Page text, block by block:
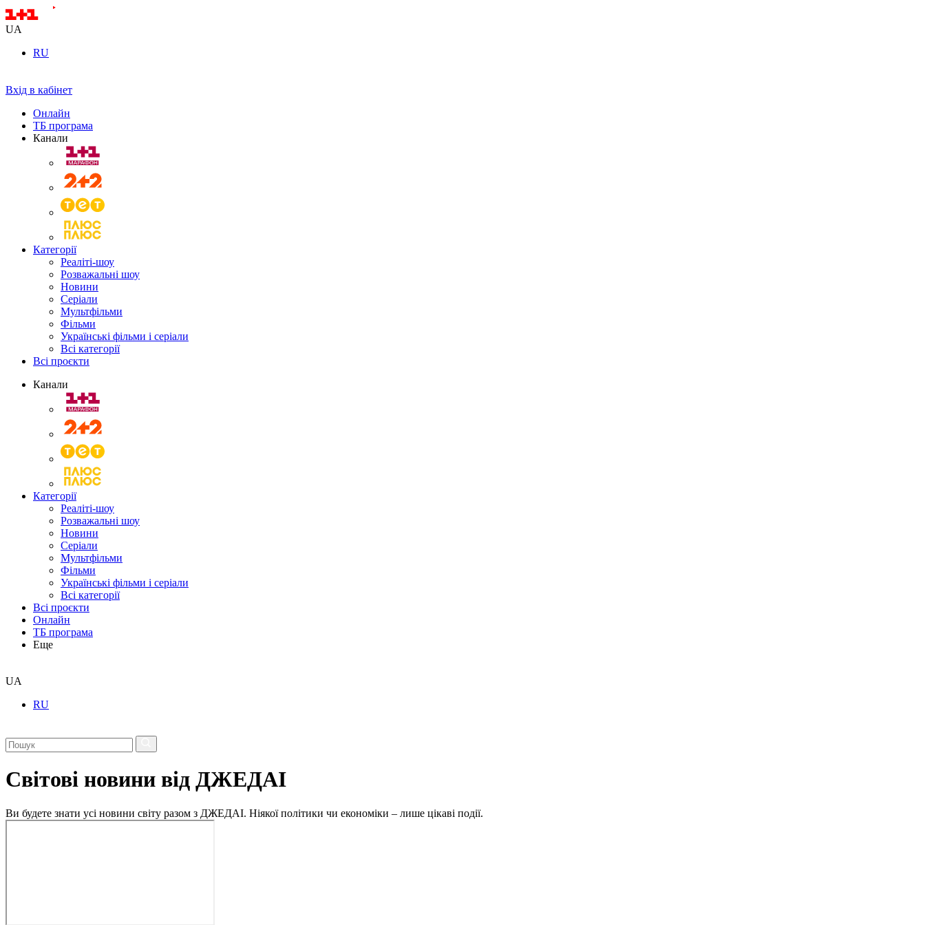
UA
RU
Вхід в кабінет
Онлайн
ТБ програма
Канали
Категорії
Реаліті-шоу
Розважальні шоу
Новини
Серіали
Мультфільми
Фільми
Українські фільми і серіали
Всі категорії
Всі проєкти
Канали
Категорії
Реаліті-шоу
Розважальні шоу
Новини
Серіали
Мультфільми
Фільми
Українські фільми і серіали
Всі категорії
Всі проєкти
Онлайн
ТБ програма
Еще
UA
RU
Світові новини від ДЖЕДАІ
Ви будете знати усі новини світу разом з ДЖЕДАІ. Ніякої політики чи економіки – лише цікаві події.